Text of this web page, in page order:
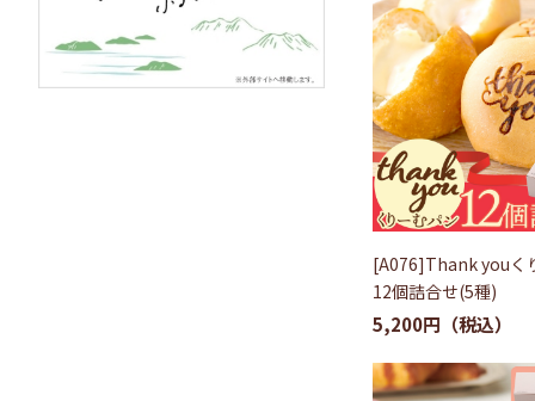
[A076]Thank youく
12個詰合せ(5種)
5,200円